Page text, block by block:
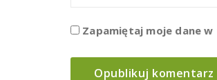
Zapamiętaj moje dane